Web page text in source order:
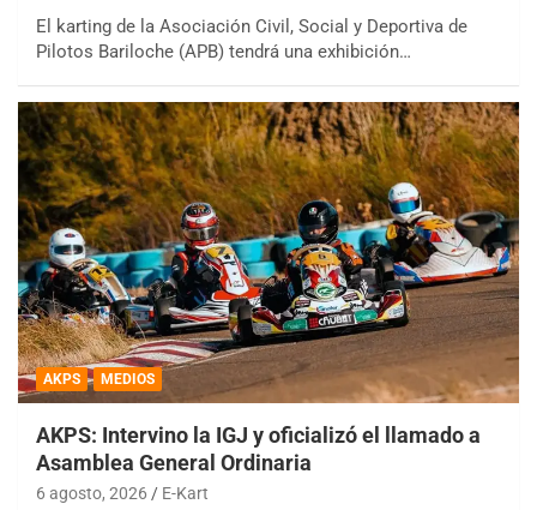
El karting de la Asociación Civil, Social y Deportiva de
Pilotos Bariloche (APB) tendrá una exhibición…
AKPS MEDIOS
AKPS: Intervino la IGJ y oficializó el llamado a
Asamblea General Ordinaria
6 agosto, 2026 E-Kart